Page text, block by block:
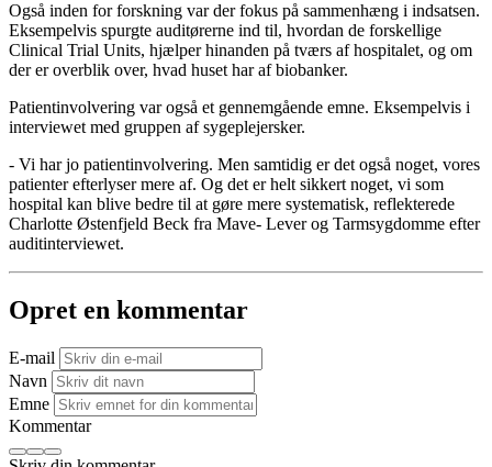
Også inden for forskning var der fokus på sammenhæng i indsatsen.
Eksempelvis spurgte auditørerne ind til, hvordan de forskellige
Clinical Trial Units, hjælper hinanden på tværs af hospitalet, og om
der er overblik over, hvad huset har af biobanker.
Patientinvolvering var også et gennemgående emne. Eksempelvis i
interviewet med gruppen af sygeplejersker.
- Vi har jo patientinvolvering. Men samtidig er det også noget, vores
patienter efterlyser mere af. Og det er helt sikkert noget, vi som
hospital kan blive bedre til at gøre mere systematisk, reflekterede
Charlotte Østenfjeld Beck fra Mave- Lever og Tarmsygdomme efter
auditinterviewet.
Opret en kommentar
E-mail
Navn
Emne
Kommentar